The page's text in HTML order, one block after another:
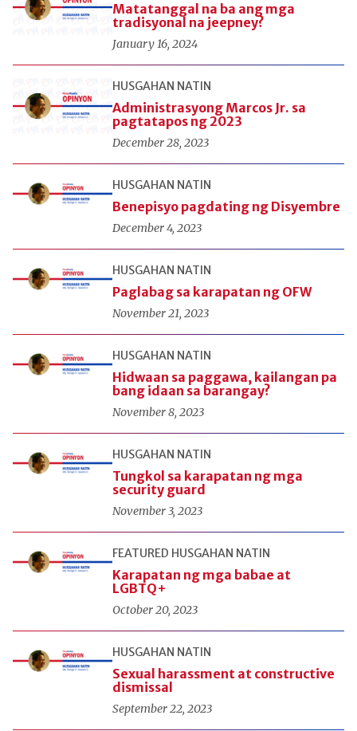
Matatanggal na ba ang mga
tradisyonal na jeepney?
January 16, 2024
HUSGAHAN NATIN
Administrasyong Marcos Jr. sa
pagtatapos ng 2023
December 28, 2023
HUSGAHAN NATIN
Benepisyo pagdating ng Disyembre
December 4, 2023
HUSGAHAN NATIN
Paglabag sa karapatan ng OFW
November 21, 2023
HUSGAHAN NATIN
Hidwaan sa paggawa, kailangan pa
bang idaan sa barangay?
November 8, 2023
HUSGAHAN NATIN
Tungkol sa karapatan ng mga
security guard
November 3, 2023
FEATURED HUSGAHAN NATIN
Karapatan ng mga babae at
LGBTQ+
October 20, 2023
HUSGAHAN NATIN
Sexual harassment at constructive
dismissal
September 22, 2023